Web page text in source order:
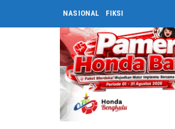
NASIONAL FIKSI